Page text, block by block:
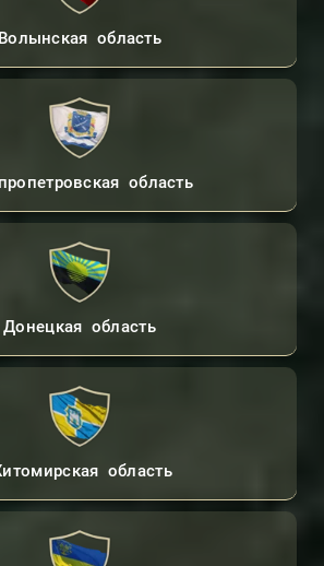
Волынская область
область
Донецкая область
область